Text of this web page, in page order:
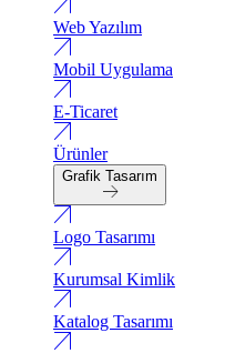
Web Yazılım
Mobil Uygulama
E-Ticaret
Ürünler
Grafik Tasarım
Logo Tasarımı
Kurumsal Kimlik
Katalog Tasarımı